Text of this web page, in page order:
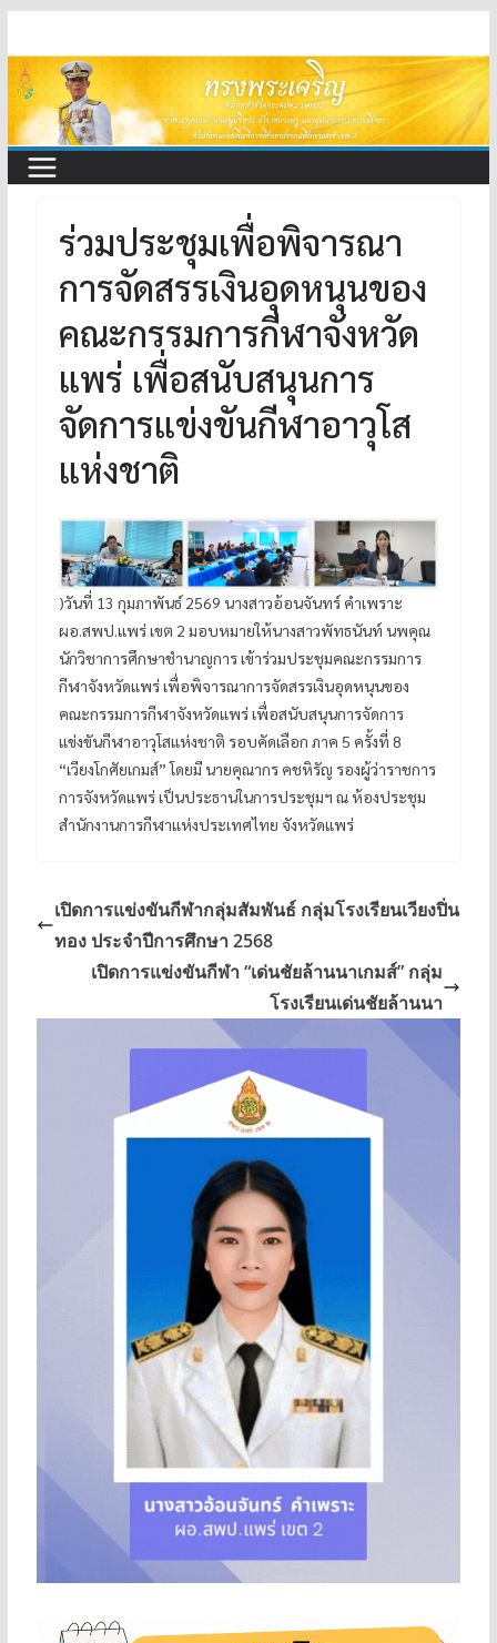
to
content
ร่วมประชุมเพื่อพิจารณา
การจัดสรรเงินอุดหนุนของ
คณะกรรมการกีฬาจังหวัด
แพร่ เพื่อสนับสนุนการ
จัดการแข่งขันกีฬาอาวุโส
แห่งชาติ
)วันที่ 13 กุมภาพันธ์ 2569 นางสาวอ้อนจันทร์ คำเพราะ
ผอ.สพป.แพร่ เขต 2 มอบหมายให้นางสาวพัทธนันท์ นพคุณ
นักวิชาการศึกษาชำนาญการ เข้าร่วมประชุมคณะกรรมการ
กีฬาจังหวัดแพร่ เพื่อพิจารณาการจัดสรรเงินอุดหนุนของ
คณะกรรมการกีฬาจังหวัดแพร่ เพื่อสนับสนุนการจัดการ
แข่งขันกีฬาอาวุโสแห่งชาติ รอบคัดเลือก ภาค 5 ครั้งที่ 8
“เวียงโกศัยเกมส์” โดยมี นายคุณากร คชหิรัญ รองผู้ว่าราชการ
การจังหวัดแพร่ เป็นประธานในการประชุมฯ ณ ห้องประชุม
สำนักงานการกีฬาแห่งประเทศไทย จังหวัดแพร่
เปิดการแข่งขันกีฬากลุ่มสัมพันธ์ กลุ่มโรงเรียนเวียงปิ่น
ทอง ประจำปีการศึกษา 2568
เปิดการแข่งขันกีฬา “เด่นชัยล้านนาเกมส์” กลุ่ม
โรงเรียนเด่นชัยล้านนา